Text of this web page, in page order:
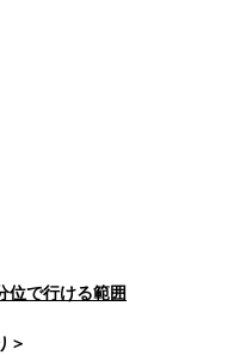
位で行ける範囲
＞